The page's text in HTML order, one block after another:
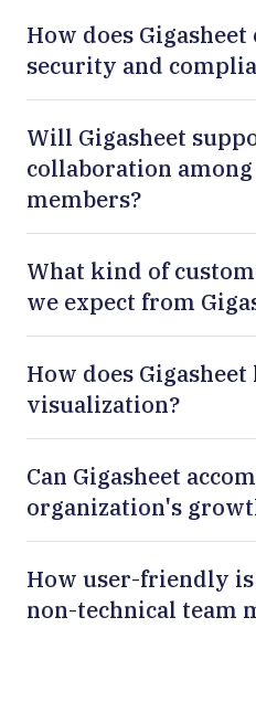
How does
security and
Will Gigasheet
collaboration
members?
What kind of
we expect from
How does
visualization?
Can Gigasheet
organization's
How user-friendly is
non-technical team